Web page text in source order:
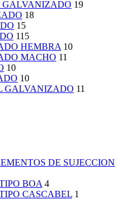
GALVANIZADO 19
18
15
115
HEMBRA 10
MACHO 11
10
10
GALVANIZADO 11
DE SUJECCION
BOA 4
CASCABEL 1